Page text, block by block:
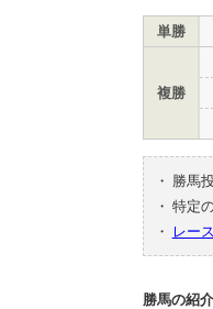
単勝
複勝
・
勝馬
・ 特定
・
レー
勝馬の紹介